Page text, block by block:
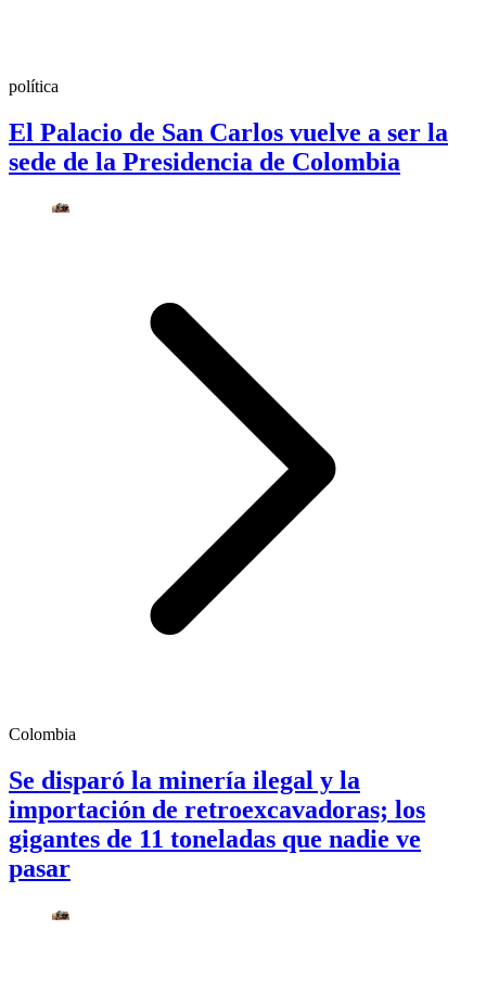
política
El Palacio de San Carlos vuelve a ser la
sede de la Presidencia de Colombia
Colombia
Se disparó la minería ilegal y la
importación de retroexcavadoras; los
gigantes de 11 toneladas que nadie ve
pasar